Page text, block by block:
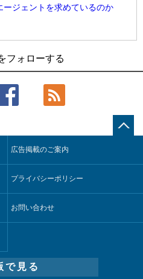
ージェントを求めているのか
開始
画策定に向けたAIシステムを本格
編】チップ自社製造で鍵を握る台
が連携を強調
検への四足歩行ロボット利用を
械の役割の再設計”【第3回】
リート充填時の異常を検出する
加者組み入れに電子カルテとAI
開始
ェントを求めているのか【第25
横断で活用するためのナレッジ
フォローする
広告掲載のご案内
プライバシーポリシー
お問い合わせ
で見る